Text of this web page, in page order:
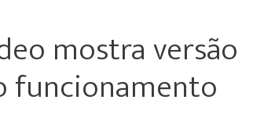
mostra versão
funcionamento